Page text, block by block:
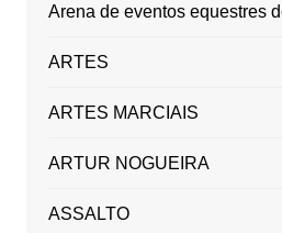
Arena de eventos equestres
ARTES
ARTES MARCIAIS
ARTUR NOGUEIRA
ASSALTO